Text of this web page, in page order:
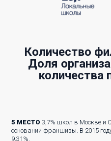
Количество
Доля
количества
5 МЕСТО 3,7% школ в Москве и
основании франшизы. В 2015
9,31%.